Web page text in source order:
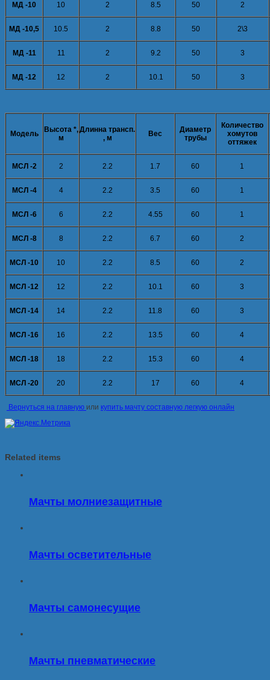
МД -10 10 2 8.5 50 2
МД -10,5 10.5 2 8.8 50 2\3
МД -11 11 2 9.2 50 3
МД -12 12 2 10.1 50 3
Модель
Высота *,
м
Длинна трансп.
, м
Вес
Диаметр
трубы
Количество
хомутов
оттяжек
МСЛ -2 2 2.2 1.7 60 1
МСЛ -4 4 2.2 3.5 60 1
МСЛ -6 6 2.2 4.55 60 1
МСЛ -8 8 2.2 6.7 60 2
МСЛ -10 10 2.2 8.5 60 2
МСЛ -12 12 2.2 10.1 60 3
МСЛ -14 14 2.2 11.8 60 3
МСЛ -16 16 2.2 13.5 60 4
МСЛ -18 18 2.2 15.3 60 4
МСЛ -20 20 2.2 17 60 4
Вернуться на главную или купить мачту составную легкую онлайн
Related items
Мачты молниезащитные
Мачты осветительные
Мачты самонесущие
Мачты пневматические